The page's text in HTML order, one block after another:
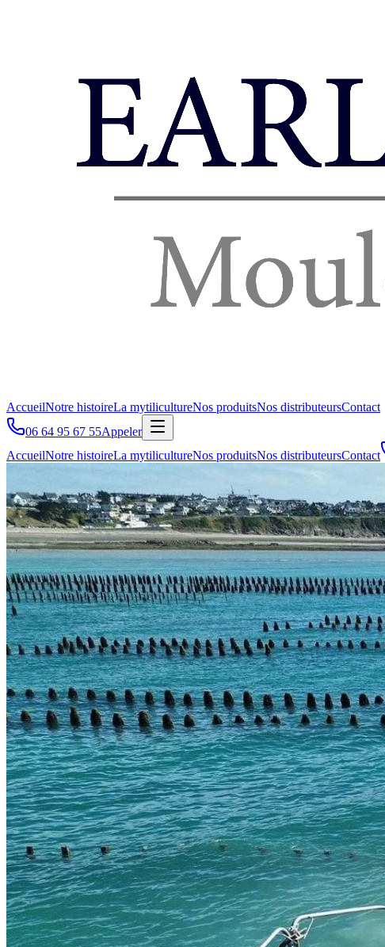
AccueilNotre histoireLa mytilicultureNos produitsNos distributeursContact
06 64 95 67 55Appeler
AccueilNotre histoireLa mytilicultureNos produitsNos distributeursContact